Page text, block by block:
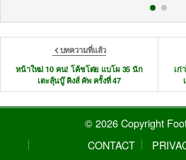
บทความที่แล้ว
หน้าใหม่ 10 คน! โค้ชโต่ย แบโผ 35 นัก
เตะลุ้นบู๊ คิงส์ คัพ ครั้งที่ 47
เก่
© 2026 Copyright
CONTACT